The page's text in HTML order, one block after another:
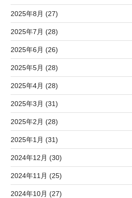
2025年8月 (27)
2025年7月 (28)
2025年6月 (26)
2025年5月 (28)
2025年4月 (28)
2025年3月 (31)
2025年2月 (28)
2025年1月 (31)
2024年12月 (30)
2024年11月 (25)
2024年10月 (27)